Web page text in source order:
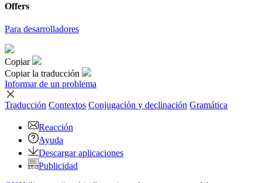
Offers
Para desarrolladores
Copiar
Copiar la traducción
Informar de un problema
Traducción Contextos Conjugación y declinación Gramática
Reacción
Ayuda
Descargar aplicaciones
Publicidad